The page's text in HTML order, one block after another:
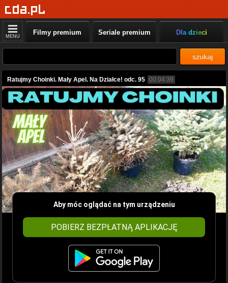
MENU Filmy premium Seriale premium Dla dzieci
szukaj
Ratujmy Choinki. Mały Apel. Na Działce! odc. 95 00:04:39
Aby móc oglądać na tym urządzeniu
POBIERZ BEZPŁATNĄ APLIKACJĘ